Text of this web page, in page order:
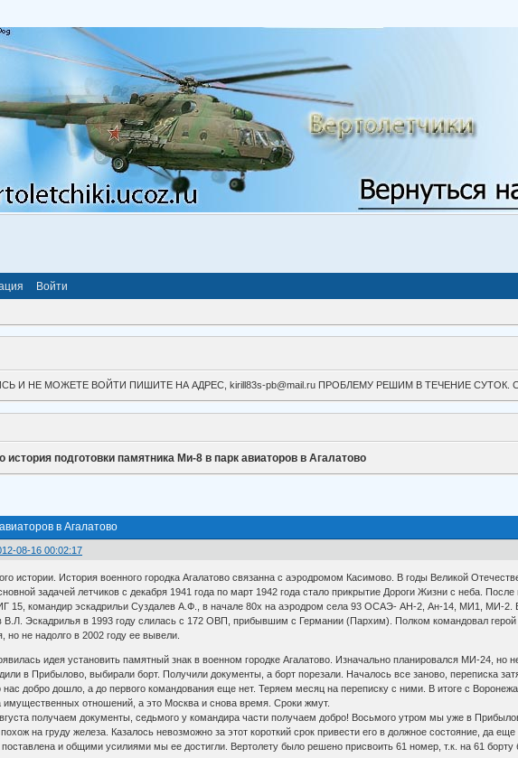
Войти
И НЕ МОЖЕТЕ ВОЙТИ ПИШИТЕ НА АДРЕС, kirill83s-pb@mail.ru ПРОБЛЕМУ РЕШИМ В ТЕЧЕНИЕ
история подготовки памятника Ми-8 в парк авиаторов в Агалатово
в Агалатово
08-16 00:02:17
истории. История военного городка Агалатово связанна с аэродромом Касимово. В годы Великой
задачей летчиков с декабря 1941 года по март 1942 года стало прикрытие Дороги Жизни с неба.
15, командир эскадрильи Суздалев А.Ф., в начале 80х на аэродром села 93 ОСАЭ- АН-2, Ан-14, МИ1, МИ-
В.Л. Эскадрилья в 1993 году слилась с 172 ОВП, прибывшим с Германии (Пархим). Полком командовал
но не надолго в 2002 году ее вывели.
идея установить памятный знак в военном городке Агалатово. Изначально планировался МИ-24,
в Прибылово, выбирали борт. Получили документы, а борт порезали. Началось все заново, переписка
нас добро дошло, а до первого командования еще нет. Теряем месяц на переписку с ними. В итоге с
имущественных отношений, а это Москва и снова время. Сроки жмут.
получаем документы, седьмого у командира части получаем добро! Восьмого утром мы уже в
на груду железа. Казалось невозможно за этот короткий срок привести его в должное состояние, да еще
и общими усилиями мы ее достигли. Вертолету было решено присвоить 61 номер, т.к. на 61